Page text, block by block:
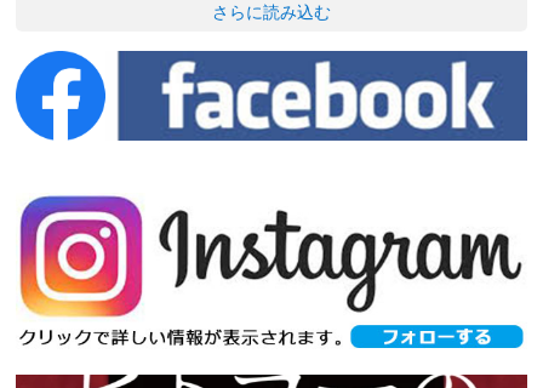
さらに読み込む